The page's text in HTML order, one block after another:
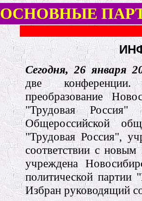
ОСНОВНЫЕ
Сегодня, 26 января
две
преобразование
"Трудовая Россия"
Общероссийской
"Трудовая Россия",
соответствии с новым
учреждена
политической партии
Избран руководящий